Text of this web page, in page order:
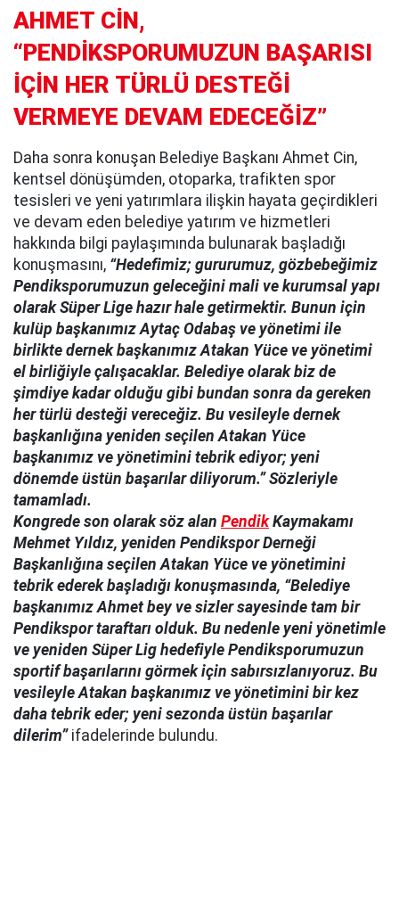
AHMET CİN,
“PENDİKSPORUMUZUN BAŞARISI
İÇİN HER TÜRLÜ DESTEĞİ
VERMEYE DEVAM EDECEĞİZ”
Daha sonra konuşan Belediye Başkanı Ahmet Cin,
kentsel dönüşümden, otoparka, trafikten spor
tesisleri ve yeni yatırımlara ilişkin hayata geçirdikleri
ve devam eden belediye yatırım ve hizmetleri
hakkında bilgi paylaşımında bulunarak başladığı
konuşmasını, “Hedefimiz; gururumuz, gözbebeğimiz
Pendiksporumuzun geleceğini mali ve kurumsal yapı
olarak Süper Lige hazır hale getirmektir. Bunun için
kulüp başkanımız Aytaç Odabaş ve yönetimi ile
birlikte dernek başkanımız Atakan Yüce ve yönetimi
el birliğiyle çalışacaklar. Belediye olarak biz de
şimdiye kadar olduğu gibi bundan sonra da gereken
her türlü desteği vereceğiz. Bu vesileyle dernek
başkanlığına yeniden seçilen Atakan Yüce
başkanımız ve yönetimini tebrik ediyor; yeni
dönemde üstün başarılar diliyorum.” Sözleriyle
tamamladı.
Kongrede son olarak söz alan PendikKaymakamı
Mehmet Yıldız, yeniden Pendikspor Derneği
Başkanlığına seçilen Atakan Yüce ve yönetimini
tebrik ederek başladığı konuşmasında, “Belediye
başkanımız Ahmet bey ve sizler sayesinde tam bir
Pendikspor taraftarı olduk. Bu nedenle yeni yönetimle
ve yeniden Süper Lig hedefiyle Pendiksporumuzun
sportif başarılarını görmek için sabırsızlanıyoruz. Bu
vesileyle Atakan başkanımız ve yönetimini bir kez
daha tebrik eder; yeni sezonda üstün başarılar
dilerim”ifadelerinde bulundu.